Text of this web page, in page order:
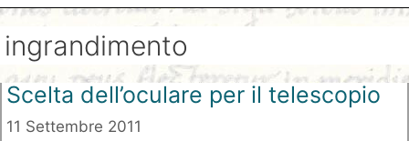
ingrandimento
Scelta dell’oculare per il telescopio
11 Settembre 2011